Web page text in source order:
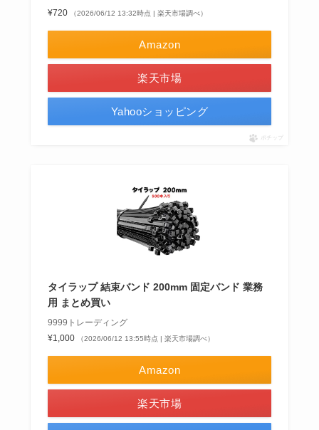
¥720
（2026/06/12 13:32時点 | 楽天市場調べ）
Amazon
楽天市場
Yahooショッピング
ポチップ
タイラップ 結束バンド 200mm 固定バンド 業務
用 まとめ買い
9999トレーディング
¥1,000
（2026/06/12 13:55時点 | 楽天市場調べ）
Amazon
楽天市場